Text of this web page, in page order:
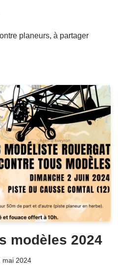
planeurs, à partager
modèles 2024
mai 2024